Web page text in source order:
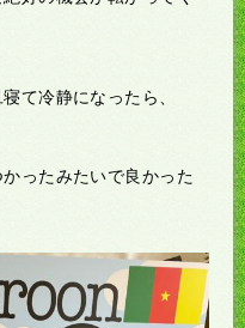
て冷静になったら、
ったみたいで良かった